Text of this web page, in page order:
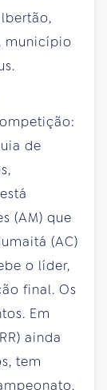
município
de
(AM) que
(AC)
o líder,
final. Os
Em
ainda
tem